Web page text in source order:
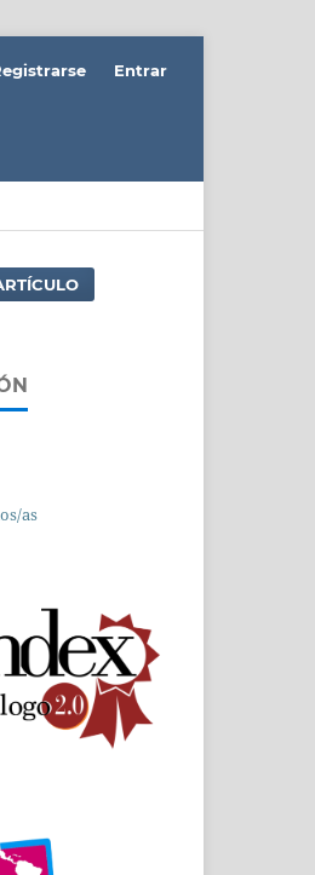
Entrar
as